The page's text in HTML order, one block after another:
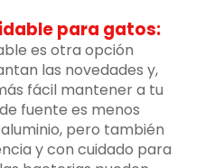
para gatos:
es otra opción
las novedades y,
fácil mantener a tu
fuente es menos
pero también
y con cuidado para